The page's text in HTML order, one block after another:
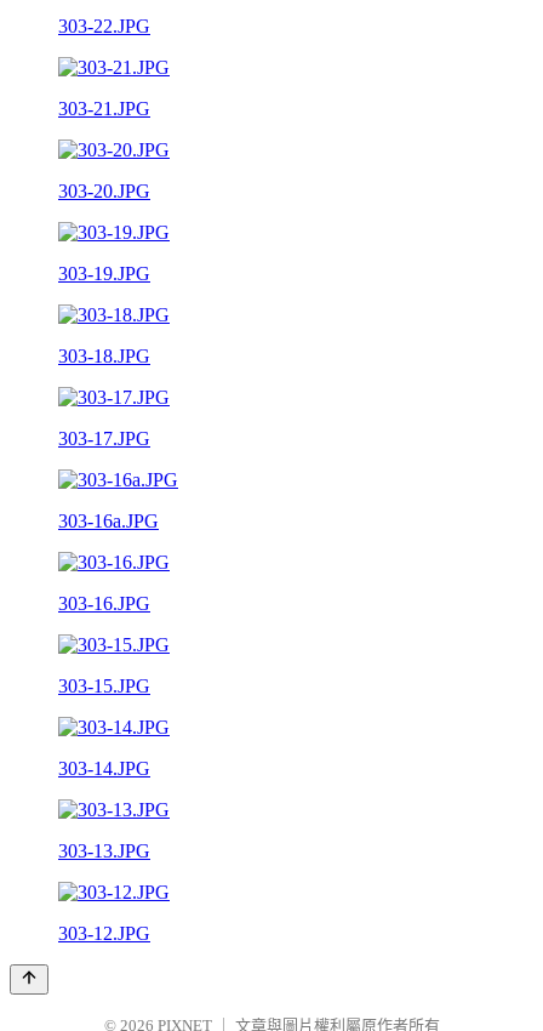
303-22.JPG
303-21.JPG
303-20.JPG
303-19.JPG
303-18.JPG
303-17.JPG
303-16a.JPG
303-16.JPG
303-15.JPG
303-14.JPG
303-13.JPG
303-12.JPG
© 2026 PIXNET 文章與圖片權利屬原作者所有